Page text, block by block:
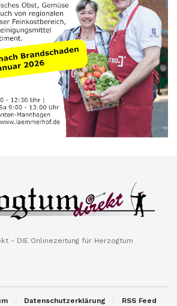
- DIE Onlinezeitung für Herzogtum
Datenschutzerklärung RSS Feed